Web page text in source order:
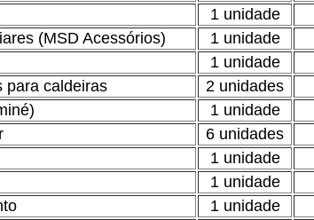
1 unidade
(MSD Acessórios) 1 unidade
1 unidade
para caldeiras 2 unidades
1 unidade
6 unidades
1 unidade
1 unidade
1 unidade